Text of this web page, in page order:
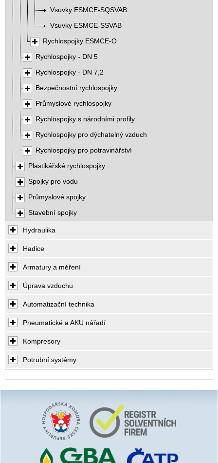
Vsuvky ESMCE-SQSVAB
Vsuvky ESMCE-SSVAB
Rychlospojky ESMCE-O
Rychlospojky - DN 5
Rychlospojky - DN 7,2
Bezpečnostní rychlospojky
Průmyslové rychlospojky
Rychlospojky s národními profily
Rychlospojky pro dýchatelný vzduch
Rychlospojky pro potravinářství
Plastikářské rychlospojky
Spojky pro vodu
Průmyslové spojky
Stavební spojky
Hydraulika
Hadice
Armatury a měření
Úprava vzduchu
Automatizační technika
Pneumatické a AKU nářadí
Kompresory
Potrubní systémy